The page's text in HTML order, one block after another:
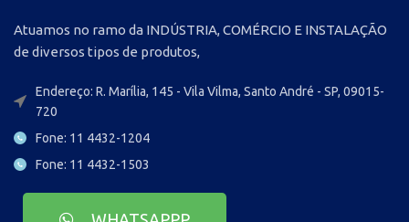
Atuamos no ramo da INDÚSTRIA, COMÉRCIO E INSTALAÇÃO
de diversos tipos de produtos,
Endereço: R. Marília, 145 - Vila Vilma, Santo André - SP, 09015-
720
Fone: 11 4432-1204
Fone: 11 4432-1503